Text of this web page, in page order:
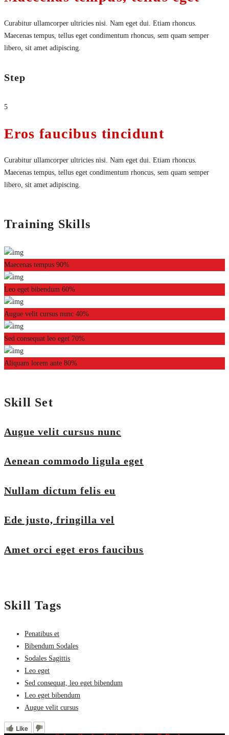
Curabitur ullamcorper ultricies nisi. Nam eget dui. Etiam rhoncus.
Maecenas tempus, tellus eget condimentum rhoncus, sem quam semper
libero, sit amet adipiscing.
Step
5
Eros faucibus tincidunt
Curabitur ullamcorper ultricies nisi. Nam eget dui. Etiam rhoncus.
Maecenas tempus, tellus eget condimentum rhoncus, sem quam semper
libero, sit amet adipiscing.
Training Skills
Maecenas tempus 90%
Leo eget bibendum 60%
Augue velit cursus nunc 40%
Sed consequat leo eget 70%
Aliquam lorem ante 80%
Skill Set
Augue velit cursus nunc
Aenean commodo ligula eget
Nullam dictum felis eu
Ede justo, fringilla vel
Amet orci eget eros faucibus
Skill Tags
Penatibus et
Bibendum Sodales
Sodales Sagittis
Leo eget
Sed consequat, leo eget bibendum
Leo eget bibendum
Augue velit cursus
Like